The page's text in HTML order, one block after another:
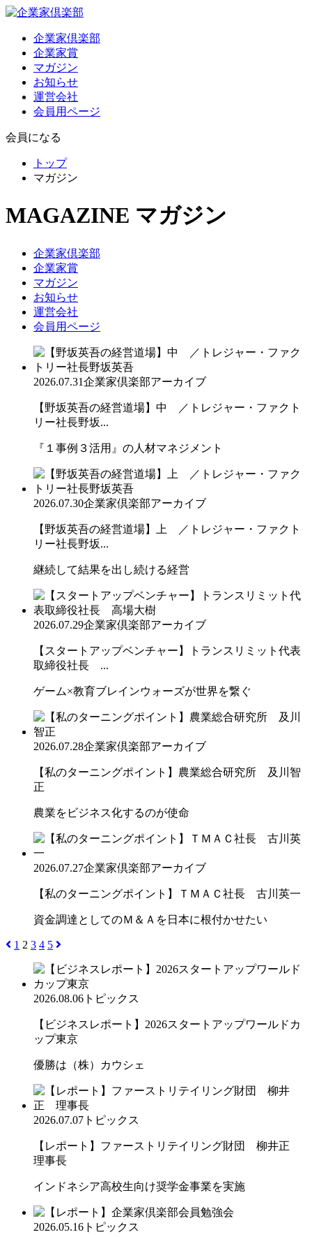
企業家倶楽部
企業家賞
マガジン
お知らせ
運営会社
会員用ページ
会員になる
トップ
マガジン
MAGAZINE マガジン
企業家倶楽部
企業家賞
マガジン
お知らせ
運営会社
会員用ページ
2026.07.31企業家倶楽部アーカイブ
【野坂英吾の経営道場】中 ／トレジャー・ファクト
リー社長野坂...
『１事例３活用』の人材マネジメント
2026.07.30企業家倶楽部アーカイブ
【野坂英吾の経営道場】上 ／トレジャー・ファクト
リー社長野坂...
継続して結果を出し続ける経営
2026.07.29企業家倶楽部アーカイブ
【スタートアップベンチャー】トランスリミット代表
取締役社長 ...
ゲーム×教育ブレインウォーズが世界を繋ぐ
2026.07.28企業家倶楽部アーカイブ
【私のターニングポイント】農業総合研究所 及川智
正
農業をビジネス化するのが使命
2026.07.27企業家倶楽部アーカイブ
【私のターニングポイント】ＴＭＡＣ社長 古川英一
資金調達としてのＭ＆Ａを日本に根付かせたい
1 2 3 4 5
2026.08.06 トピックス
【ビジネスレポート】2026スタートアップワールドカ
ップ東京
優勝は（株）カウシェ
2026.07.07 トピックス
【レポート】ファーストリテイリング財団 柳井正
理事長
インドネシア高校生向け奨学金事業を実施
2026.05.16 トピックス